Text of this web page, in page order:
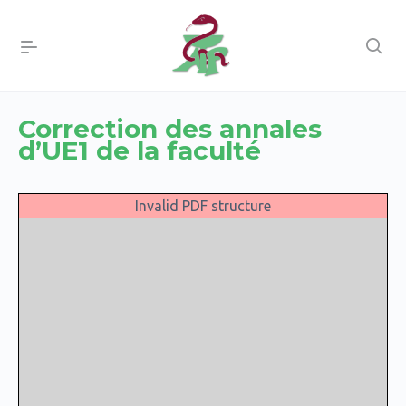
Correction des annales
d’UE1 de la faculté
Invalid PDF structure